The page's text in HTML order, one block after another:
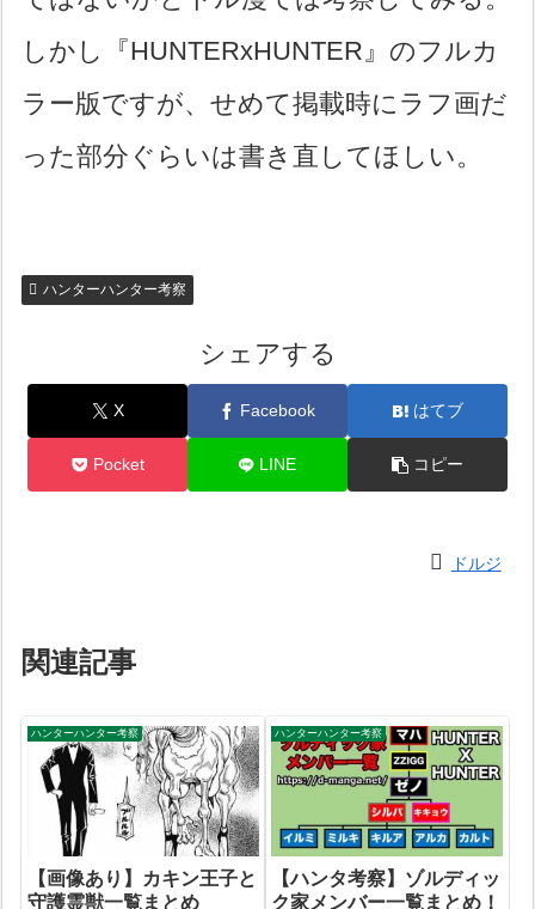
しかし『HUNTERxHUNTER』のフルカ
ラー版ですが、せめて掲載時にラフ画だ
った部分ぐらいは書き直してほしい。
ハンターハンター考察
シェアする
X Facebook はてブ
Pocket LINE コピー
ドルジ
関連記事
ハンターハンター考察
【画像あり】カキン王子と
守護霊獣一覧まとめ
ハンターハンター考察
【ハンタ考察】ゾルディッ
ク家メンバー一覧まとめ！